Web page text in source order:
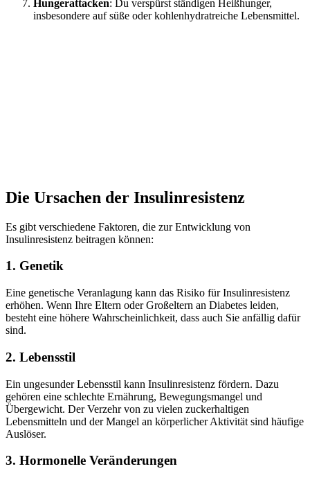
Hungerattacken: Du verspürst ständigen Heißhunger,
insbesondere auf süße oder kohlenhydratreiche Lebensmittel.
Die Ursachen der Insulinresistenz
Es gibt verschiedene Faktoren, die zur Entwicklung von
Insulinresistenz beitragen können:
1. Genetik
Eine genetische Veranlagung kann das Risiko für Insulinresistenz
erhöhen. Wenn Ihre Eltern oder Großeltern an Diabetes leiden,
besteht eine höhere Wahrscheinlichkeit, dass auch Sie anfällig dafür
sind.
2. Lebensstil
Ein ungesunder Lebensstil kann Insulinresistenz fördern. Dazu
gehören eine schlechte Ernährung, Bewegungsmangel und
Übergewicht. Der Verzehr von zu vielen zuckerhaltigen
Lebensmitteln und der Mangel an körperlicher Aktivität sind häufige
Auslöser.
3. Hormonelle Veränderungen